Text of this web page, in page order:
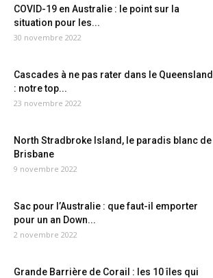
COVID-19 en Australie : le point sur la
situation pour les...
30 novembre 2022
Cascades à ne pas rater dans le Queensland
: notre top...
23 novembre 2022
North Stradbroke Island, le paradis blanc de
Brisbane
9 novembre 2022
Sac pour l’Australie : que faut-il emporter
pour un an Down...
2 novembre 2022
Grande Barrière de Corail : les 10 îles qui